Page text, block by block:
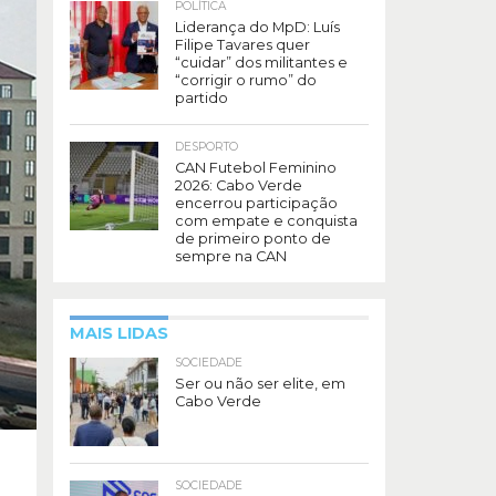
POLÍTICA
Liderança do MpD: Luís
Filipe Tavares quer
“cuidar” dos militantes e
“corrigir o rumo” do
partido
DESPORTO
CAN Futebol Feminino
2026: Cabo Verde
encerrou participação
com empate e conquista
de primeiro ponto de
sempre na CAN
MAIS LIDAS
SOCIEDADE
Ser ou não ser elite, em
Cabo Verde
SOCIEDADE